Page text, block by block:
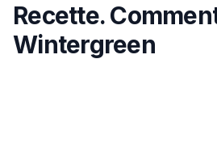
Recette.
Wintergreen